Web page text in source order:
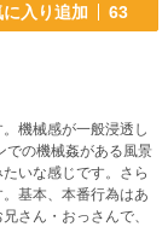
に入り追加 63
機械感が一般浸透し
での機械姦がある風景
いな感じです。さら
基本、本番行為はあ
さん・おっさんで、